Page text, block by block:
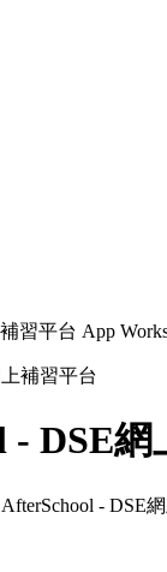
習平台 App
上補習平台
- DSE
- DSE